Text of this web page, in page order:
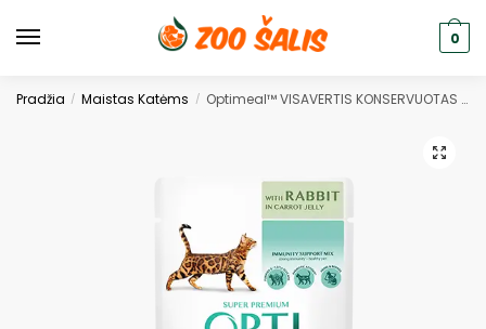
0
Pradžia / Maistas Katėms / Optimeal™ VISAVERTIS KONSERVUOTAS PAŠARAS SUAUGUSIOMS KATĖMS SU TRIUŠIENA MORKŲ DREBUČIUOSE 0,85g.